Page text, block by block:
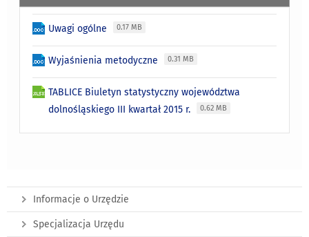
Uwagi ogólne 0.17 MB
Wyjaśnienia metodyczne 0.31 MB
TABLICE Biuletyn statystyczny województwa
dolnośląskiego III kwartał 2015 r.
0.62 MB
Informacje o Urzędzie
Specjalizacja Urzędu